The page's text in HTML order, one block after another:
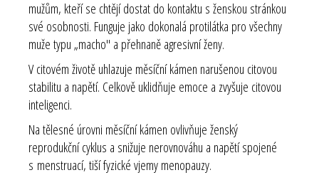
mužům, kteří se chtějí dostat do kontaktu s ženskou stránkou
své osobnosti. Funguje jako dokonalá protilátka pro všechny
muže typu „macho" a přehnaně agresivní ženy.
V citovém životě uhlazuje měsíční kámen narušenou citovou
stabilitu a napětí. Celkově uklidňuje emoce a zvyšuje citovou
inteligenci.
Na tělesné úrovni měsíční kámen ovlivňuje ženský
reprodukční cyklus a snižuje nerovnováhu a napětí spojené
s menstruací, tiší fyzické vjemy menopauzy.